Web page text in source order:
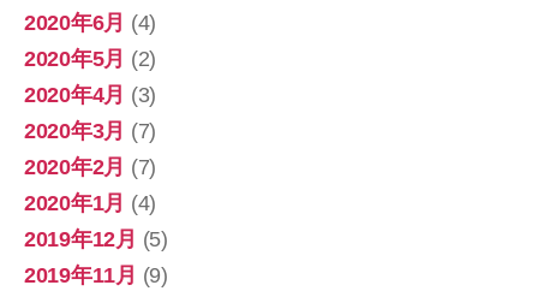
2020年6月 (4)
2020年5月 (2)
2020年4月 (3)
2020年3月 (7)
2020年2月 (7)
2020年1月 (4)
2019年12月 (5)
2019年11月 (9)